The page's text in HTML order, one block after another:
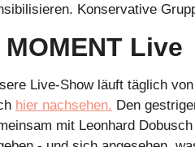
Konservative
MOMENT Live
Live-Show läuft täglich
hier nachsehen. Den
mit Leonhard